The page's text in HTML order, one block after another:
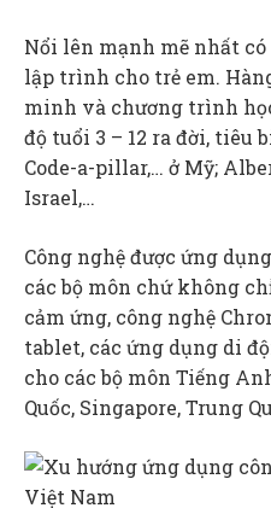
Nổi lên mạnh mẽ nhất
lập trình cho trẻ em.
minh và chương trình
độ tuổi 3 – 12 ra đời, tiêu
Code-a-pillar,… ở Mỹ;
Israel,…
Công nghệ được ứng
các bộ môn chứ không
cảm ứng, công nghệ
tablet, các ứng dụng di
cho các bộ môn Tiếng
Quốc, Singapore, Trung